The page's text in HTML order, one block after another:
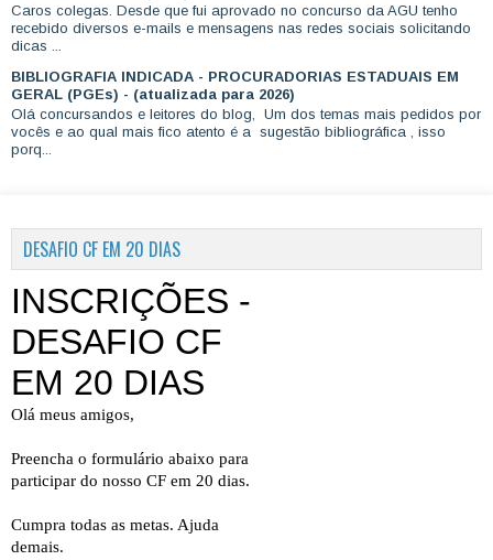
Caros colegas. Desde que fui aprovado no concurso da AGU tenho
recebido diversos e-mails e mensagens nas redes sociais solicitando
dicas ...
BIBLIOGRAFIA INDICADA - PROCURADORIAS ESTADUAIS EM
GERAL (PGEs) - (atualizada para 2026)
Olá concursandos e leitores do blog, Um dos temas mais pedidos por
vocês e ao qual mais fico atento é a sugestão bibliográfica , isso
porq...
DESAFIO CF EM 20 DIAS